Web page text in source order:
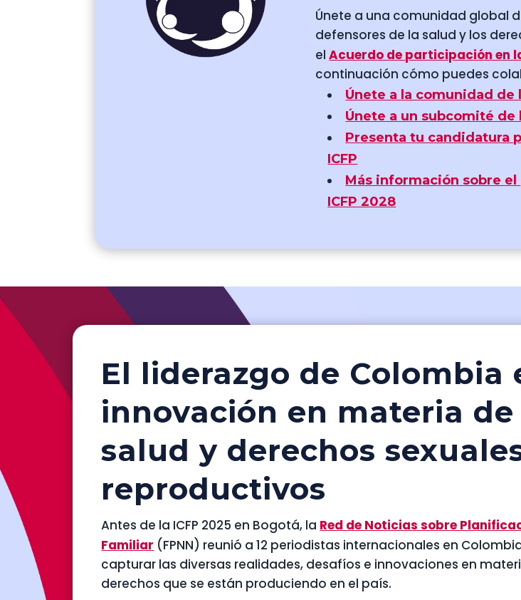
Únete a una comunidad global
defensores de la salud y los
el Acuerdo de participación en
continuación cómo puedes
Únete a la comunidad de
Únete a un subcomité de
Presenta tu candidatura
ICFP
Más información sobre el
ICFP 2028
El liderazgo de Colombia
innovación en materia de
salud y derechos
reproductivos
Antes de la ICFP 2025 en Bogotá, la Red de Noticias sobre
Familiar (FPNN) reunió a 12 periodistas internacionales en
capturar las diversas realidades, desafíos e innovaciones en
derechos que se están produciendo en el país.